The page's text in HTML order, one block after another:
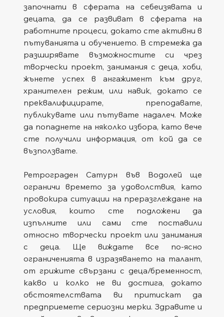
започнати в сферата на себеизявата и
децата, да се развиват в сферата на
работните процеси, докато сте активни в
пътуванията и обучението. В стремежа да
разширявате възможностите си чрез
творчески проект, занимания с деца, хоби,
жънете успех в ангажимент към друг,
хранителен режим, или навик, докато се
преквалифицирате, преподавате,
публикувате или пътувате надалеч. Може
да попаднете на няколко избора, като вече
сте получили информация, от кой да се
възползвате.
Ретрограден Сатурн във Водолей ще
ограничи времето за удоволствия, като
провокира ситуации на преразглеждане на
условия, които сте подложени да
изпълните или сами сте поставили
относно творчески проект или занимания
с деца. Ще виждате все по-ясно
ограниченията в изразяването на талант,
от грижите свързани с деца/бременност,
какво и колко не ви достига, докато
обстоятелствата ви притискат да
предприемете сериозни мерки. Здравите и